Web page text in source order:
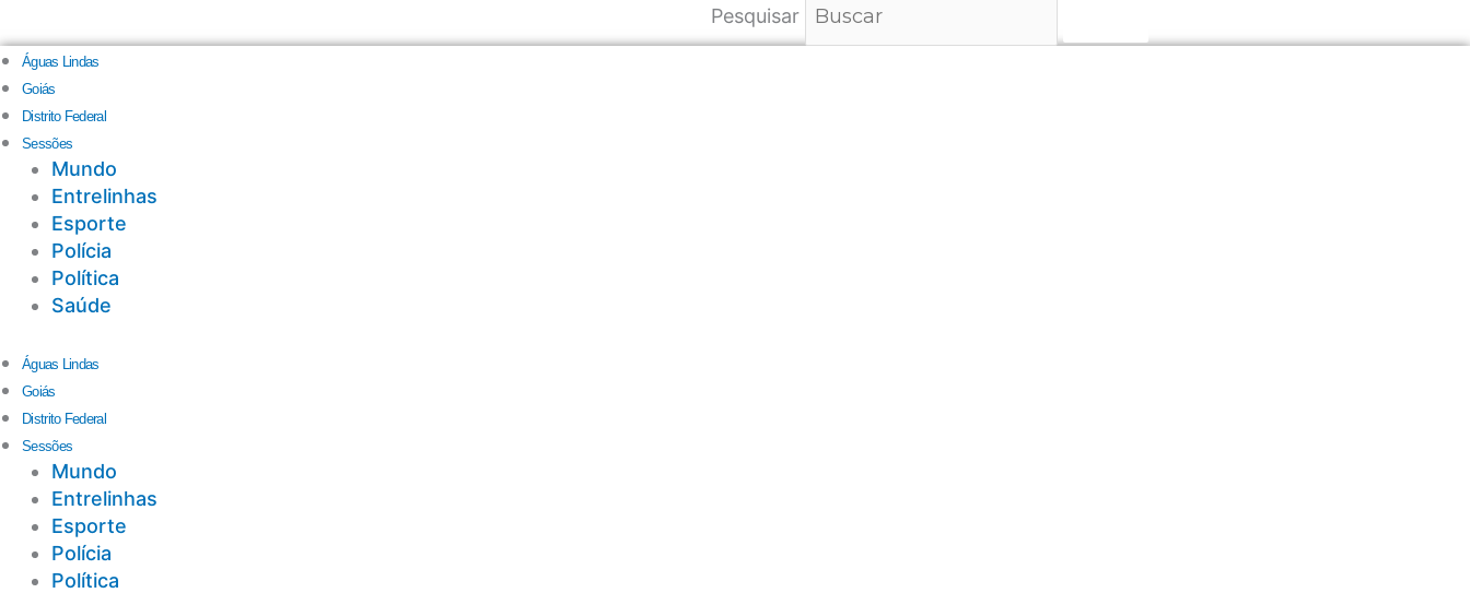
Pesquisar
Águas Lindas
Goiás
Distrito Federal
Sessões
Mundo
Entrelinhas
Esporte
Polícia
Política
Saúde
Águas Lindas
Goiás
Distrito Federal
Sessões
Mundo
Entrelinhas
Esporte
Polícia
Política